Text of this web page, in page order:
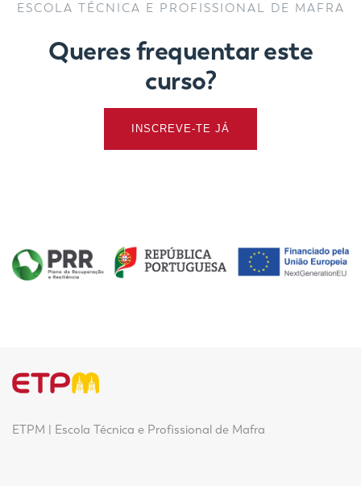
ESCOLA TÉCNICA E PROFISSIONAL DE MAFRA
Queres frequentar este
curso?
INSCREVE-TE JÁ
ETPM | Escola Técnica e Profissional de Mafra